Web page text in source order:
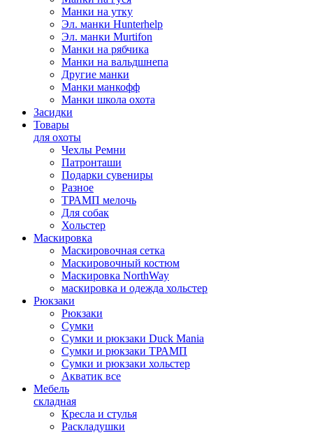
Манки на утку
Эл. манки Hunterhelp
Эл. манки Murtifon
Манки на рябчика
Манки на вальдшнепа
Другие манки
Манки манкофф
Манки школа охота
Засидки
Товары
для охоты
Чехлы Ремни
Патронташи
Подарки сувениры
Разное
ТРАМП мелочь
Для собак
Хольстер
Маскировка
Маскировочная сетка
Маскировочный костюм
Маскировка NorthWay
маскировка и одежда хольстер
Рюкзаки
Рюкзаки
Сумки
Сумки и рюкзаки Duck Mania
Сумки и рюкзаки ТРАМП
Сумки и рюкзаки хольстер
Акватик все
Мебель
складная
Кресла и стулья
Раскладушки